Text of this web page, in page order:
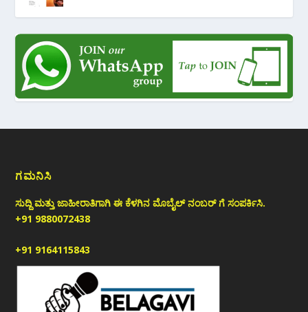
ಗಮನಿಸಿ
ಸುದ್ದಿ ಮತ್ತು ಜಾಹೀರಾತಿಗಾಗಿ ಈ ಕೆಳಗಿನ ಮೊಬೈಲ್ ನಂಬರ್ ಗೆ ಸಂಪರ್ಕಿಸಿ.
+91 9880072438
+91 9164115843